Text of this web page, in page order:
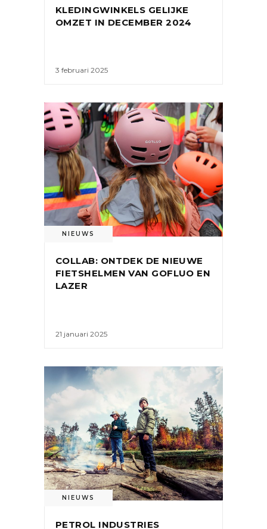
KLEDINGWINKELS GELIJKE
OMZET IN DECEMBER 2024
3 februari 2025
NIEUWS
COLLAB: ONTDEK DE NIEUWE
FIETSHELMEN VAN GOFLUO EN
LAZER
21 januari 2025
NIEUWS
PETROL INDUSTRIES